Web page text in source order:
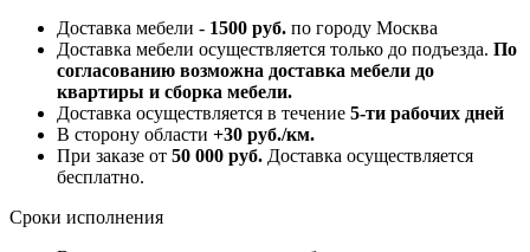
Доставка мебели - 1500 руб. по городу Москва
Доставка мебели осуществляется только до подъезда. По
согласованию возможна доставка мебели до
квартиры и сборка мебели.
Доставка осуществляется в течение 5-ти рабочих дней
В сторону области +30 руб./км.
При заказе от 50 000 руб. Доставка осуществляется
бесплатно.
Сроки исполнения